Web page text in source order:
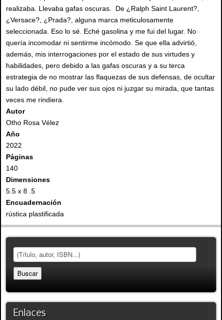
realizaba. Llevaba gafas oscuras. De ¿Ralph Saint Laurent?,
¿Versace?, ¿Prada?, alguna marca meticulosamente
seleccionada. Eso lo sé. Eché gasolina y me fui del lugar. No
quería incomodar ni sentirme incómodo. Se que ella advirtió,
además, mis interrogaciones por el estado de sus virtudes y
habilidades, pero debido a las gafas oscuras y a su terca
estrategia de no mostrar las flaquezas de sus defensas, de ocultar
su lado débil, no pude ver sus ojos ni juzgar su mirada, que tantas
veces me rindiera.
Autor
Otho Rosa Vélez
Año
2022
Páginas
140
Dimensiones
5.5 x 8 .5
Encuadernación
rústica plastificada
Enlaces